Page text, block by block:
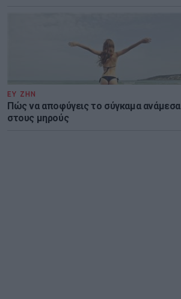
ΕΥ ΖΗΝ
Πώς να αποφύγεις το σύγκαμα ανάμεσα
στους μηρούς